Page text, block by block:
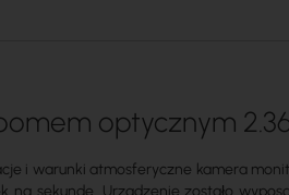
optycznym
i warunki atmosferyczne kamera